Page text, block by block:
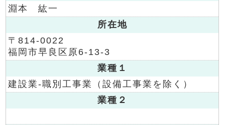
淵本 紘一
所在地
〒814-0022
福岡市早良区原6-13-3
業種１
建設業-職別工事業（設備工事業を除く）
業種２